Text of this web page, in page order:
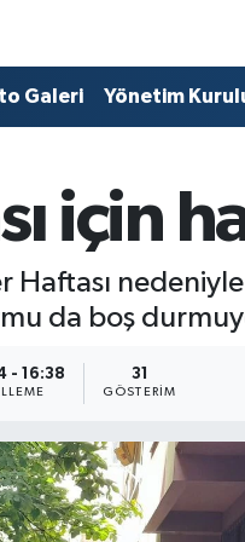
Galeri Yönetim
için
Haftası
da boş
- 16:38 31
GÖSTERIM